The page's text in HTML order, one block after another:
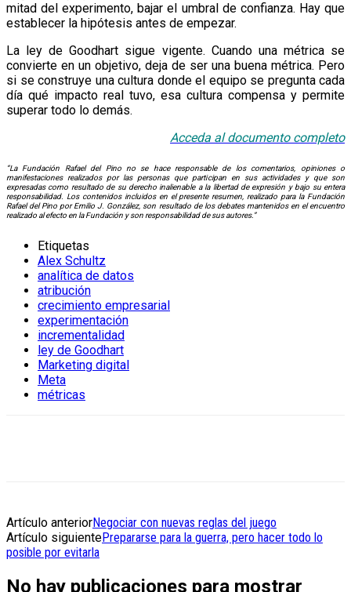
mitad del experimento, bajar el umbral de confianza. Hay que
establecer la hipótesis antes de empezar.
La ley de Goodhart sigue vigente. Cuando una métrica se
convierte en un objetivo, deja de ser una buena métrica. Pero
si se construye una cultura donde el equipo se pregunta cada
día qué impacto real tuvo, esa cultura compensa y permite
superar todo lo demás.
Acceda al documento completo
“La Fundación Rafael del Pino no se hace responsable de los comentarios, opiniones o
manifestaciones realizados por las personas que participan en sus actividades y que son
expresadas como resultado de su derecho inalienable a la libertad de expresión y bajo su entera
responsabilidad. Los contenidos incluidos en el presente resumen, realizado para la Fundación
Rafael del Pino por Emilio J. González, son resultado de los debates mantenidos en el encuentro
realizado al efecto en la Fundación y son responsabilidad de sus autores.”
Etiquetas
Alex Schultz
analítica de datos
atribución
crecimiento empresarial
experimentación
incrementalidad
ley de Goodhart
Marketing digital
Meta
métricas
Artículo anteriorNegociar con nuevas reglas del juego
Artículo siguientePrepararse para la guerra, pero hacer todo lo
posible por evitarla
No hay publicaciones para mostrar